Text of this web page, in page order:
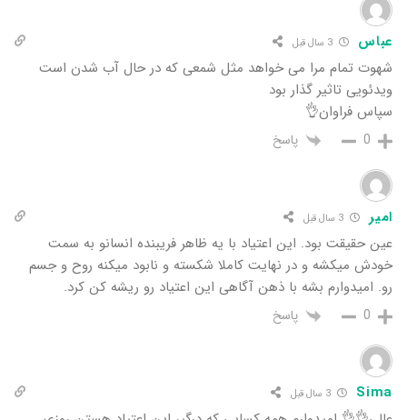
عباس
شهوت تمام مرا می خواهد مثل شمعی که در حال آب شدن است
ویدئویی تاثیر گذار بود
سپاس فراوان👌
0 پاسخ
امیر
عین حقیقت بود. این اعتیاد با یه ظاهر فریبنده انسانو به سمت
خودش میکشه و در نهایت کاملا شکسته و نابود میکنه روح و جسم
رو. امیدوارم بشه با ذهن آگاهی این اعتیاد رو ریشه کن کرد.
0 پاسخ
Sima